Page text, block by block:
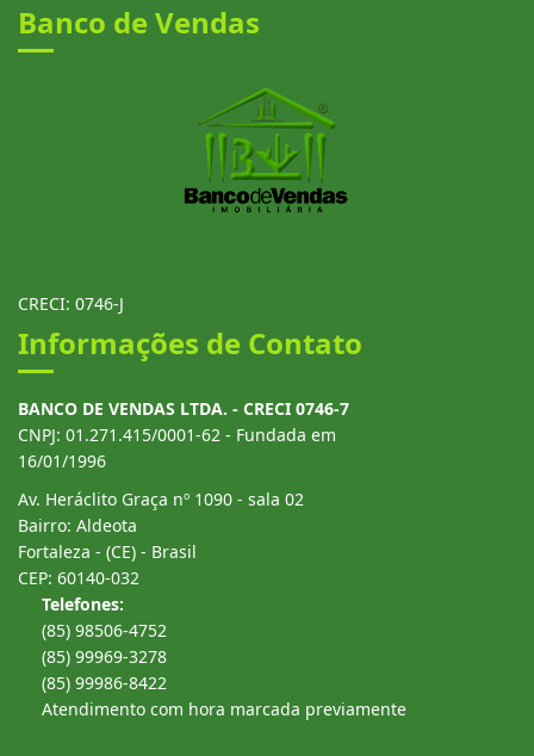
Banco de Vendas
CRECI: 0746-J
Informações de Contato
BANCO DE VENDAS LTDA. - CRECI 0746-7
CNPJ: 01.271.415/0001-62 - Fundada em
16/01/1996
Av. Heráclito Graça nº 1090 - sala 02
Bairro: Aldeota
Fortaleza - (CE) - Brasil
CEP: 60140-032
Telefones:
(85) 98506-4752
(85) 99969-3278
(85) 99986-8422
Atendimento com hora marcada previamente